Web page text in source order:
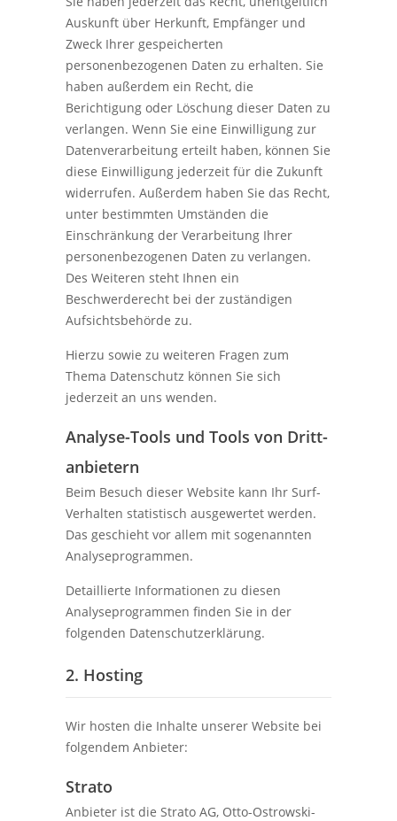
Auskunft über Herkunft, Empfänger und
Zweck Ihrer gespeicherten
personenbezogenen Daten zu erhalten. Sie
haben außerdem ein Recht, die
Berichtigung oder Löschung dieser Daten zu
verlangen. Wenn Sie eine Einwilligung zur
Datenverarbeitung erteilt haben, können Sie
diese Einwilligung jederzeit für die Zukunft
widerrufen. Außerdem haben Sie das Recht,
unter bestimmten Umständen die
Einschränkung der Verarbeitung Ihrer
personenbezogenen Daten zu verlangen.
Des Weiteren steht Ihnen ein
Beschwerderecht bei der zuständigen
Aufsichtsbehörde zu.
Hierzu sowie zu weiteren Fragen zum
Thema Datenschutz können Sie sich
jederzeit an uns wenden.
Analyse-Tools und Tools von Dritt­
anbietern
Beim Besuch dieser Website kann Ihr Surf-
Verhalten statistisch ausgewertet werden.
Das geschieht vor allem mit sogenannten
Analyseprogrammen.
Detaillierte Informationen zu diesen
Analyseprogrammen finden Sie in der
folgenden Datenschutzerklärung.
2. Hosting
Wir hosten die Inhalte unserer Website bei
folgendem Anbieter:
Strato
Anbieter ist die Strato AG, Otto-Ostrowski-